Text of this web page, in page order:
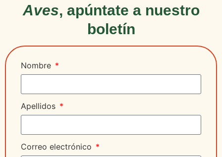
Aves, apúntate a nuestro
boletín
Nombre
Apellidos
Correo electrónico